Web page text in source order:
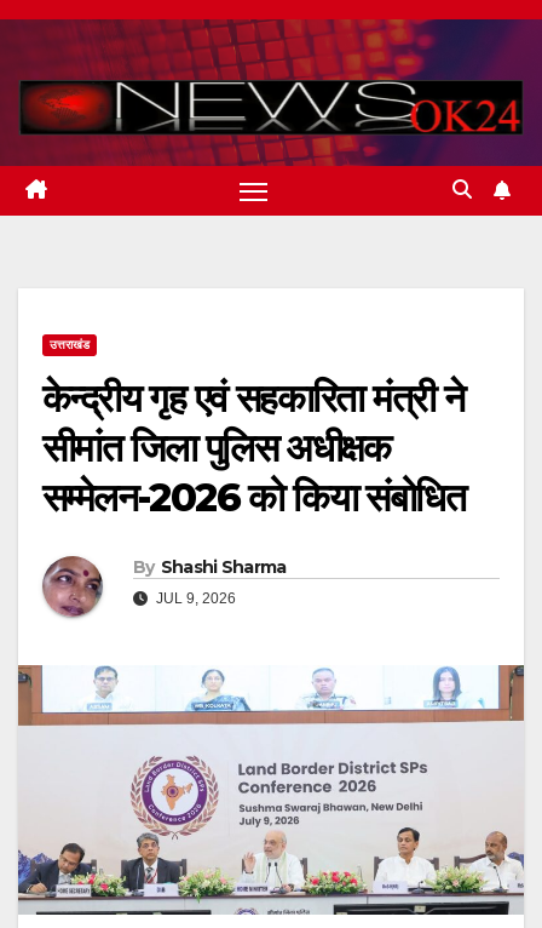
Skip
content
उत्तराखंड
केन्द्रीय गृह एवं सहकारिता मंत्री ने
सीमांत जिला पुलिस अधीक्षक
सम्मेलन-2026 को किया संबोधित
By Shashi Sharma
JUL 9, 2026